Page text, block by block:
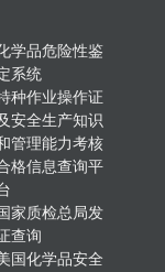
学品危险性鉴
系统
种作业操作证
安全生产知识
管理能力考核
格信息查询平
家质检总局发
查询
国化学品安全